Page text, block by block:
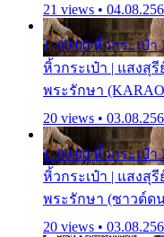
21 views •
1. 00:00 หิ้วกระเป๋า
หิ้วกระเป๋า | แสงสุ
พระรักษา
20 views •
1. 00:00 หิ้วกระเป๋า
หิ้วกระเป๋า | แสงสุ
พระรักษา (ซาวด์ด
20 views •